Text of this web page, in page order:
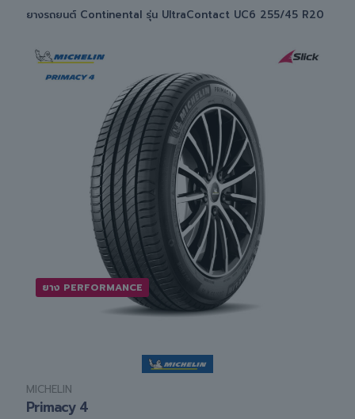
ยางรถยนต์ Continental รุ่น UltraContact UC6 255/45 R20
ยาง PERFORMANCE
MICHELIN
Primacy 4